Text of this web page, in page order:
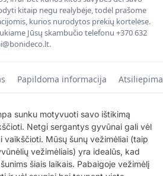
kitaip negu realybėje, todėl prašome
kurios nurodytos prekių kortelėse.
Jūsų skambučio telefonu +370 632
Papildoma informacija
sunku motyvuoti savo ištikimą
Netgi sergantys gyvūnai gali vėl
vaikščioti. Mūsų šunų vežimėliai (taip
vežimėliais) yra idealūs, kad
šiais laikais. Pabaigoje vežimėlį